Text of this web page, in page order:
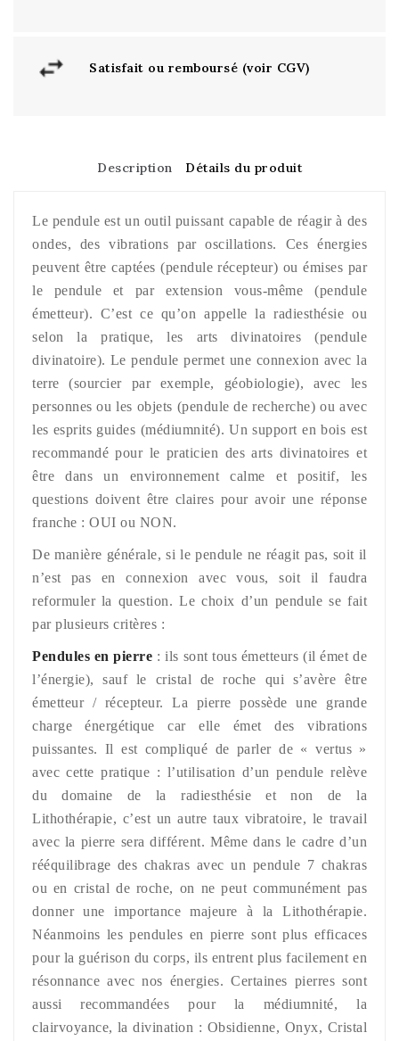
Satisfait ou remboursé (voir CGV)
Description Détails du produit
Le pendule est un outil puissant capable de réagir à des
ondes, des vibrations par oscillations. Ces énergies
peuvent être captées (pendule récepteur) ou émises par
le pendule et par extension vous-même (pendule
émetteur). C’est ce qu’on appelle la radiesthésie ou
selon la pratique, les arts divinatoires (pendule
divinatoire). Le pendule permet une connexion avec la
terre (sourcier par exemple, géobiologie), avec les
personnes ou les objets (pendule de recherche) ou avec
les esprits guides (médiumnité). Un support en bois est
recommandé pour le praticien des arts divinatoires et
être dans un environnement calme et positif, les
questions doivent être claires pour avoir une réponse
franche : OUI ou NON.
De manière générale, si le pendule ne réagit pas, soit il
n’est pas en connexion avec vous, soit il faudra
reformuler la question. Le choix d’un pendule se fait
par plusieurs critères :
Pendules en pierre : ils sont tous émetteurs (il émet de
l’énergie), sauf le cristal de roche qui s’avère être
émetteur / récepteur. La pierre possède une grande
charge énergétique car elle émet des vibrations
puissantes. Il est compliqué de parler de « vertus »
avec cette pratique : l’utilisation d’un pendule relève
du domaine de la radiesthésie et non de la
Lithothérapie, c’est un autre taux vibratoire, le travail
avec la pierre sera différent. Même dans le cadre d’un
rééquilibrage des chakras avec un pendule 7 chakras
ou en cristal de roche, on ne peut communément pas
donner une importance majeure à la Lithothérapie.
Néanmoins les pendules en pierre sont plus efficaces
pour la guérison du corps, ils entrent plus facilement en
résonnance avec nos énergies. Certaines pierres sont
aussi recommandées pour la médiumnité, la
clairvoyance, la divination : Obsidienne, Onyx, Cristal